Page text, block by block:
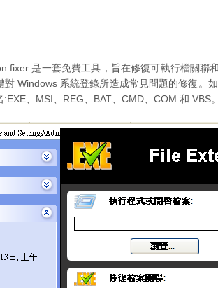
fixer 是一套免費工具，旨在修復可執行檔關聯
對 Windows 系統登錄所造成常見問題的修復。
:EXE、MSI、REG、BAT、CMD、COM 和 VBS。